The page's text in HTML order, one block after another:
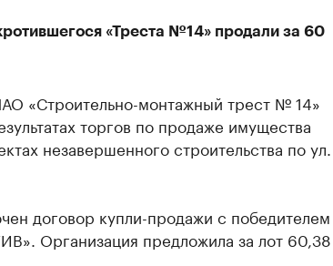
«Треста №14» продали за 60
«Строительно-монтажный трест № 14»
торгов по продаже имущества
незавершенного строительства по ул.
договор купли-продажи с победителем
Организация предложила за лот 60,38